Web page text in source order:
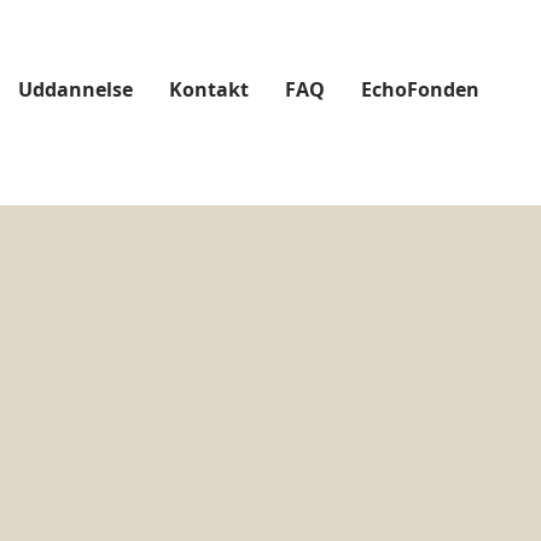
Uddannelse Kontakt FAQ EchoFonden